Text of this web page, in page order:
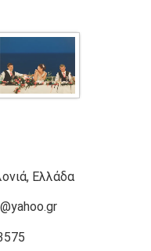
Ελλάδα